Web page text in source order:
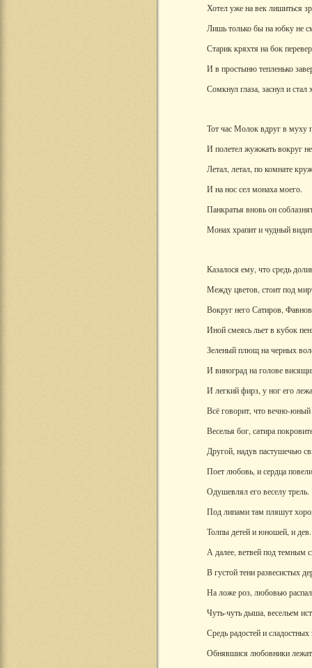
Хотел уже на век лишиться
Лишь только бы на юбку не
Старик кряхтя на бок
И в простыню тепленько
Сомкнул глаза, заснул и стал
Тот час Молок вдруг в муху
И полетел жужжать вокруг
Летал, летал, по комнате
И на нос сел монаха моего.
Панкратья вновь он
Монах храпит и чудный
Казалося ему, что средь
Между цветов, стоит под
Вокруг него Сатиров,
Иной смеясь льет в кубок
Зеленый плющ на черных
И виноград на голове
И легкий фирз, у ног его
Всё говорит, что вечно-
Веселья бог, сатира
Другой, надув пастушечью
Поет любовь, и сердца
Одушевлял его веселу трель.
Под липами там пляшут
Толпы детей и юношей, и дев.
А далее, ветвей под темным
В густой тени развесистых
На ложе роз, любовью
Чуть-чуть дыша, весельем
Средь радостей и
Обнявшися любовники